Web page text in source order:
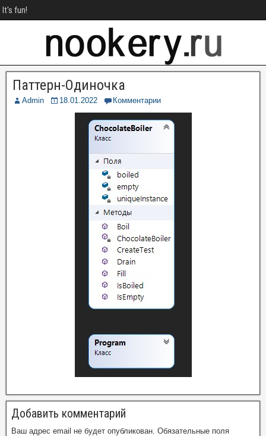
It's fun!
Паттерн-Одиночка
Admin 18.01.2022 Комментарии
Добавить комментарий
Ваш адрес email не будет опубликован. Обязательные поля